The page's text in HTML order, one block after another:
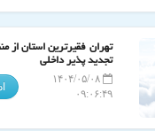
تهران فقیرترین استان از
تجدید پذیر داخلی
۱۴۰۴/۰۵/۰۸
۰۹:۰۶:۴۹